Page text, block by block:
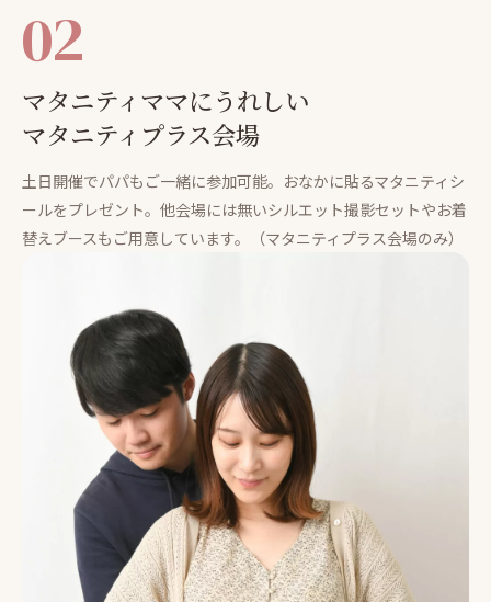
02
マタニティママにうれしい
マタニティプラス会場
土日開催でパパもご一緒に参加可能。おなかに貼るマタニティシ
ールをプレゼント。他会場には無いシルエット撮影セットやお着
替えブースもご用意しています。（マタニティプラス会場のみ）